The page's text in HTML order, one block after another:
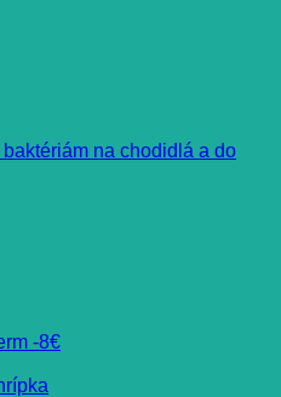
na chodidlá a do
-8€